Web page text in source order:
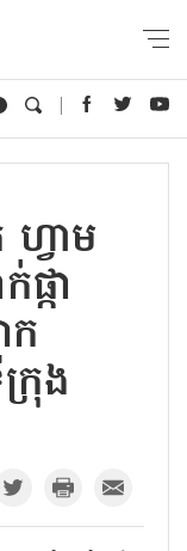
វាម
កា
ក
រុង